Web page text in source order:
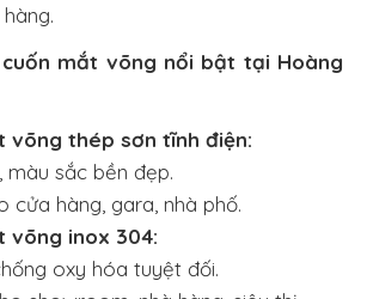
mắt võng nổi bật tại Hoàng
võng thép sơn tĩnh điện:
sắc bền đẹp.
cửa hàng, gara, nhà phố.
võng inox 304:
oxy hóa tuyệt đối.